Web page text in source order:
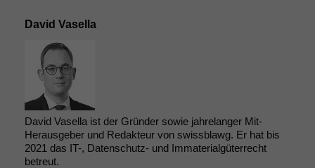
David Vasella
David Vasella ist der Gründer sowie jahrelanger Mit-
Herausgeber und Redakteur von swissblawg. Er hat bis
2021 das IT-, Datenschutz- und Immaterialgüterrecht
betreut.